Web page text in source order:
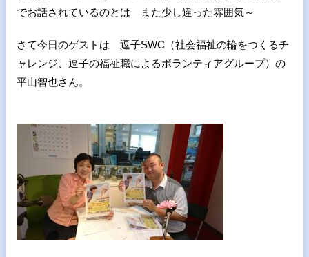
でお話されているのとは また少し違った雰囲気～
さて今日のゲストは 逗子SWC（社会福祉の輪をつくるチ
ャレンジ、逗子の福祉職によるボランティアグループ）の
平山智也さん。